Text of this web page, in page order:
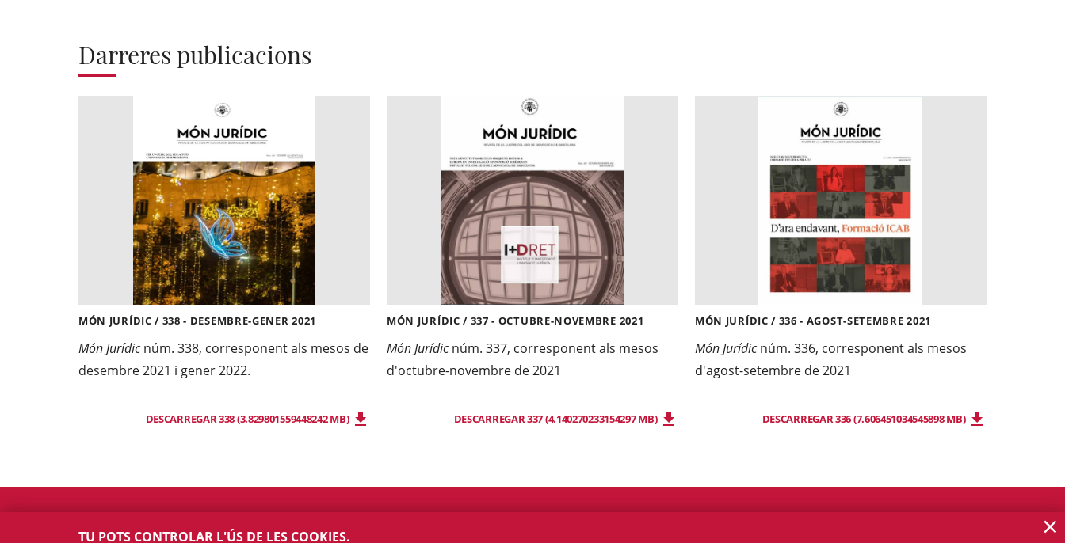
Darreres publicacions
MÓN JURÍDIC / 338 - DESEMBRE-GENER 2021
Món Jurídicnúm. 338, corresponent als mesos de
desembre 2021 i gener 2022.
DESCARREGAR 338 (3.829801559448242 MB)
MÓN JURÍDIC / 337 - OCTUBRE-NOVEMBRE 2021
Món Jurídicnúm. 337, corresponent als mesos
d'octubre-novembre de 2021
DESCARREGAR 337 (4.140270233154297 MB)
MÓN JURÍDIC / 336 - AGOST-SETEMBRE 2021
Món Jurídicnúm. 336, corresponent als mesos
d'agost-setembre de 2021
DESCARREGAR 336 (7.606451034545898 MB)
TU POTS CONTROLAR L'ÚS DE LES COOKIES. ×